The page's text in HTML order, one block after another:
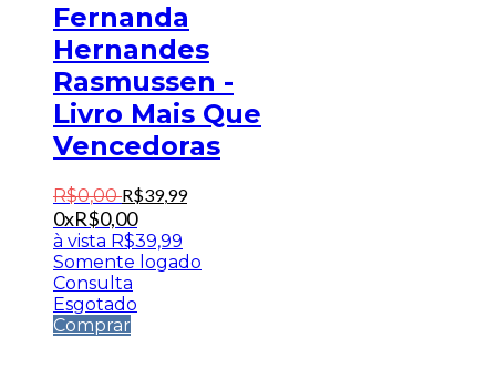
Fernanda
Hernandes
Rasmussen -
Livro Mais Que
Vencedoras
R$0,00 R$39,99
0xR$0,00
à vista R$39,99
Somente logado
Consulta
Esgotado
Comprar